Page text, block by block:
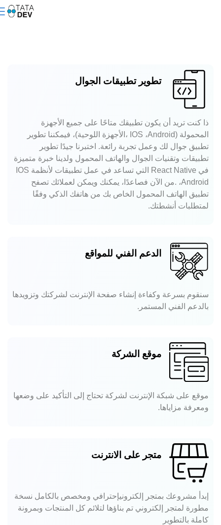
تطوير تطبيقات الجوال
ذا كنت تريد أن يكون تطبيقك متاحًا على جميع الأجهزة
المحمولة (IOS ،Android ،الأجهزة اللوحية)، فيمكننا تطوير
تطبيق جوال لك وعمل تجربة رائعة. اختبرنا جيدًا تطوير
تطبيقات وتقنيات الجوال والهاتف المحمول ولدينا خبرة متميزة
في React Native التي تساعد في عمل تطبيقات لأنظمة IOS
،Android .من الآن فصاعدًا، يمكنك ويمكن لعملائك تصفح
تطبيق الهاتف المحمول الخاص بك من هاتفك الذكي وفقًا
لمتطلبات أنشطتك.
الدعم الفني للمواقع
سنقوم بسرعة وكفاءة إنشاء صفحة الإنترنت لشركتك وتزويدها
بالدعم الفني المستمر.
موقع الشركة
موقع على شبكة الإنترنت لشركة تحتاج إلى التأكيد على وضعها
ومعرفة مزاياها.
متجر على الانترنت
إبدأ مشروعك بمتجر إلكترونيإحترافي ومخصص بالكامل نسخة
مطورة لمتجر إلكتروني تم بناؤها لتلائم كل المنتجات وبمرونة
كاملة بالتطوير